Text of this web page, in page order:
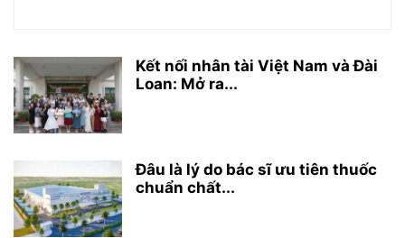
Kết nối nhân tài Việt Nam và Đài
Loan: Mở ra...
Đâu là lý do bác sĩ ưu tiên thuốc
chuẩn chất...